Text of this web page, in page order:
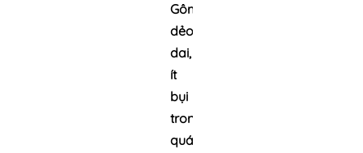
Gôm/tẩy
dẻo
dai,
ít
bụi
trong
quá